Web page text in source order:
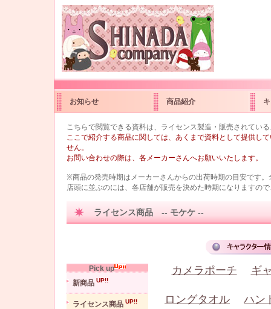
お知らせ 商品紹介
こちらで閲覧できる資料は、ライセンス製造・販売されてい
ここで紹介する商品に関しては、あくまで資料として提供し
せん。
お問い合わせの際は、各メーカーさんへお願いいたします。
※商品の発売時期はメーカーさんからの出荷時期の目安です
店頭に並ぶのには、各店舗が販売を決めた時期になりますの
ライセンス商品 -- モケケ --
Pick up
新商品 UP!!
ライセンス商品 UP!!
カメラポーチ ギ
ロングタオル ハン